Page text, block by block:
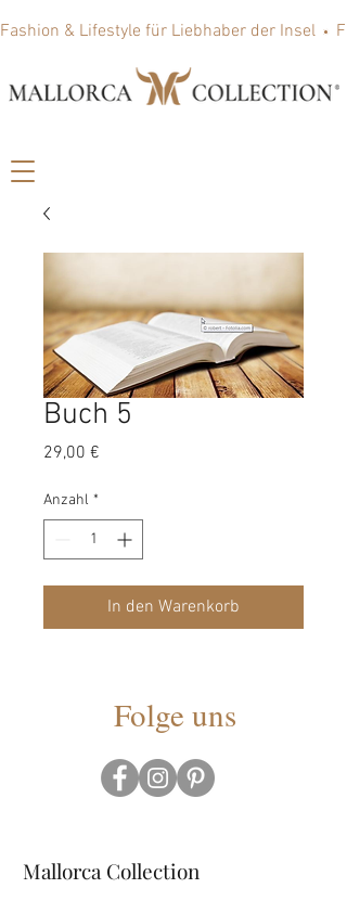
Fashion & Lifestyle für Liebhaber der Insel
Buch 5
29,00 €
Anzahl *
In den Warenkorb
Folge uns
Mallorca Collection